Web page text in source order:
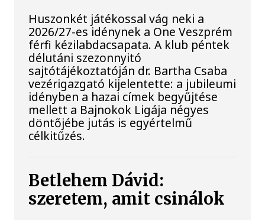
Huszonkét játékossal vág neki a
2026/27-es idénynek a One Veszprém
férfi kézilabdacsapata. A klub péntek
délutáni szezonnyitó
sajtótájékoztatóján dr. Bartha Csaba
vezérigazgató kijelentette: a jubileumi
idényben a hazai címek begyűjtése
mellett a Bajnokok Ligája négyes
döntőjébe jutás is egyértelmű
célkitűzés.
Betlehem Dávid:
szeretem, amit csinálok